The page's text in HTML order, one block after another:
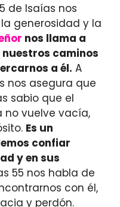
de Isaías nos
generosidad y la
nos llama a
caminos
a él. A
nos asegura que
sabio que el
no vuelve vacía,
Es un
confiar
y en sus
55 nos habla de
con él,
y perdón.